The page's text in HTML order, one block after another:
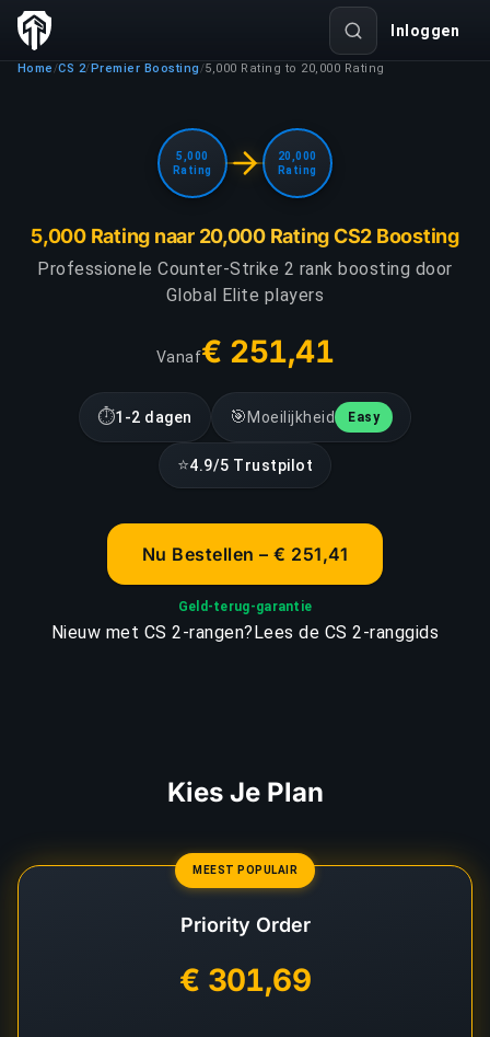
Inloggen
Home /CS 2/Premier Boosting /5,000 Rating to 20,000 Rating
5,000
Rating
20,000
Rating
5,000 Rating naar 20,000 Rating CS2 Boosting
Professionele Counter-Strike 2 rank boosting door
Global Elite players
Vanaf€ 251,41
⏱1-2 dagen 🎯Moeilijkheid Easy
⭐4.9/5 Trustpilot
Nu Bestellen – € 251,41
Geld-terug-garantie
Nieuw met CS 2-rangen?Lees de CS 2-ranggids
Kies Je Plan
MEEST POPULAIR
Priority Order
€ 301,69